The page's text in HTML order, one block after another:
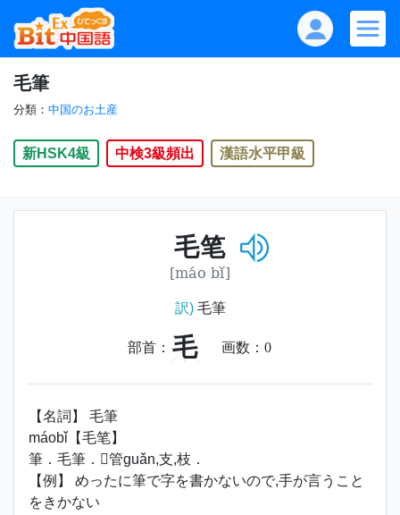
毛筆
分類： 中国のお土産
新HSK4級 中検3級頻出 漢語水平甲級
毛笔
[máo bǐ]
訳)毛筆
部首： 毛 画数： 0
【名詞】 毛筆
máobǐ【毛笔】
筆．毛筆．管guǎn,支,枝．
【例】 めったに筆で字を書かないので,手が言うこと
をきかない